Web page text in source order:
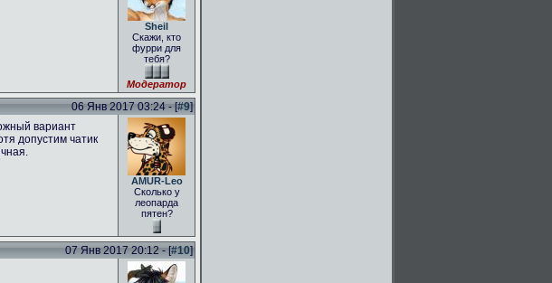
Sheil
Скажи, кто
фурри для
тебя?
Модератор
06 Янв 2017 03:24 - [#9]
вариант
допустим чатик
AMUR-Leo
Сколько у
леопарда
пятен?
07 Янв 2017 20:12 - [#10]